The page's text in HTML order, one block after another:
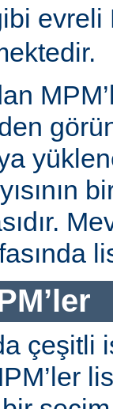
evreli
çeşitli